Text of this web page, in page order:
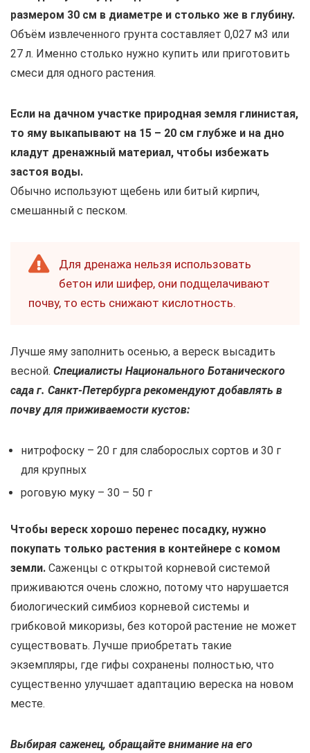
размером 30 см в диаметре и столько же в глубину.
Объём извлеченного грунта составляет 0,027 м3 или
27 л. Именно столько нужно купить или приготовить
смеси для одного растения.
Если на дачном участке природная земля глинистая,
то яму выкапывают на 15 – 20 см глубже и на дно
кладут дренажный материал, чтобы избежать
застоя воды.
Обычно используют щебень или битый кирпич,
смешанный с песком.
Для дренажа нельзя использовать
бетон или шифер, они подщелачивают
почву, то есть снижают кислотность.
Лучше яму заполнить осенью, а вереск высадить
весной. Специалисты Национального Ботанического
сада г. Санкт-Петербурга рекомендуют добавлять в
почву для приживаемости кустов:
нитрофоску – 20 г для слаборослых сортов и 30 г
для крупных
роговую муку – 30 – 50 г
Чтобы вереск хорошо перенес посадку, нужно
покупать только растения в контейнере с комом
земли. Саженцы с открытой корневой системой
приживаются очень сложно, потому что нарушается
биологический симбиоз корневой системы и
грибковой микоризы, без которой растение не может
существовать. Лучше приобретать такие
экземпляры, где гифы сохранены полностью, что
существенно улучшает адаптацию вереска на новом
месте.
Выбирая саженец, обращайте внимание на его